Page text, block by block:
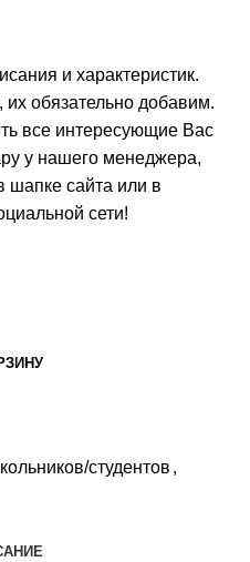
и характеристик.
обязательно добавим.
все интересующие Вас
у нашего менеджера,
шапке сайта или в
сети!
студентов ,